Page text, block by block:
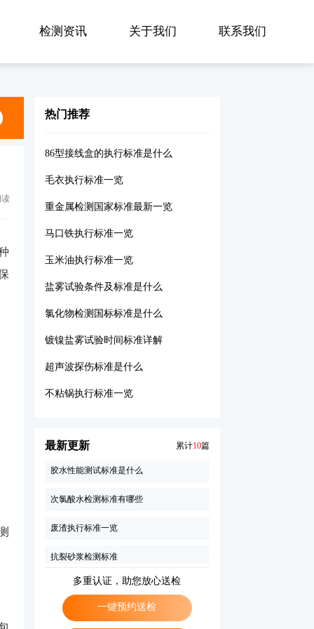
检测资讯 关于我们 联系我们
读
热门推荐
86型接线盒的执行标准是什么
毛衣执行标准一览
重金属检测国家标准最新一览
马口铁执行标准一览
玉米油执行标准一览
盐雾试验条件及标准是什么
氯化物检测国标标准是什么
镀镍盐雾试验时间标准详解
超声波探伤标准是什么
不粘锅执行标准一览
最新更新 累计10篇
絮凝剂执行标准一览
水性胶粘剂执行标准一览
减震支座执行标准一览
多重认证，助您放心送检
一键预约送检